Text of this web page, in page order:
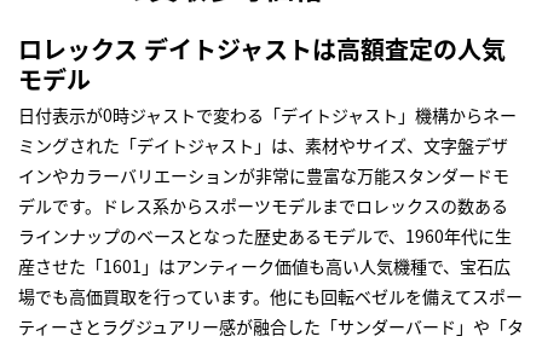
ロレックス デイトジャストは高額査定の人気
モデル
日付表示が0時ジャストで変わる「デイトジャスト」機構からネー
ミングされた「デイトジャスト」は、素材やサイズ、文字盤デザ
インやカラーバリエーションが非常に豊富な万能スタンダードモ
デルです。ドレス系からスポーツモデルまでロレックスの数ある
ラインナップのベースとなった歴史あるモデルで、1960年代に生
産させた「1601」はアンティーク価値も高い人気機種で、宝石広
場でも高価買取を行っています。他にも回転ベゼルを備えてスポー
ティーさとラグジュアリー感が融合した「サンダーバード」や「タ